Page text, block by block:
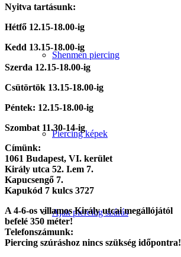
Shenmen piercing
Piercing képek
Ajak piercing szúrás
Nyitva tartásunk:
Hétfő 12.15-18.00-ig
Kedd 13.15-18.00-ig
Szerda 12.15-18.00-ig
Csütörtök 13.15-18.00-ig
Péntek: 12.15-18.00-ig
Szombat 11.30-14-ig
Címünk:
1061 Budapest, VI. kerület
Király utca 52. I.em 7.
Kapucsengő 7.
Kapukód 7 kulcs 3727
A 4-6-os villamos Király utcai megállójától
befelé 350 méter!
Telefonszámunk:
Piercing szúráshoz nincs szükség időpontra!